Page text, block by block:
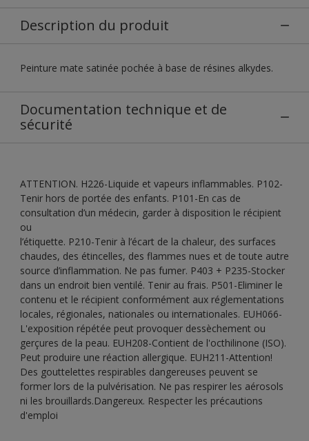
Description du produit
Peinture mate satinée pochée à base de résines alkydes.
Documentation technique et de
sécurité
ATTENTION. H226-Liquide et vapeurs inflammables. P102-
Tenir hors de portée des enfants. P101-En cas de
consultation d’un médecin, garder à disposition le récipient
ou
l’étiquette. P210-Tenir à l’écart de la chaleur, des surfaces
chaudes, des étincelles, des flammes nues et de toute autre
source d’inflammation. Ne pas fumer. P403 + P235-Stocker
dans un endroit bien ventilé. Tenir au frais. P501-Eliminer le
contenu et le récipient conformément aux réglementations
locales, régionales, nationales ou internationales. EUH066-
L'exposition répétée peut provoquer dessèchement ou
gerçures de la peau. EUH208-Contient de l'octhilinone (ISO).
Peut produire une réaction allergique. EUH211-Attention!
Des gouttelettes respirables dangereuses peuvent se
former lors de la pulvérisation. Ne pas respirer les aérosols
ni les brouillards.Dangereux. Respecter les précautions
d'emploi